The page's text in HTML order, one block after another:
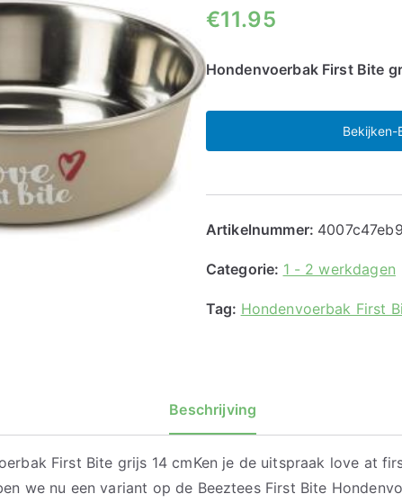
€11.95
Hondenvoerbak First Bite
Bekijken-
Artikelnummer:
Categorie: 1 - 2 werkdagen
Tag: Hondenvoerbak First
Beschrijving
First Bite grijs 14 cmKen je de uitspraak love at
we nu een variant op de Beeztees First Bite